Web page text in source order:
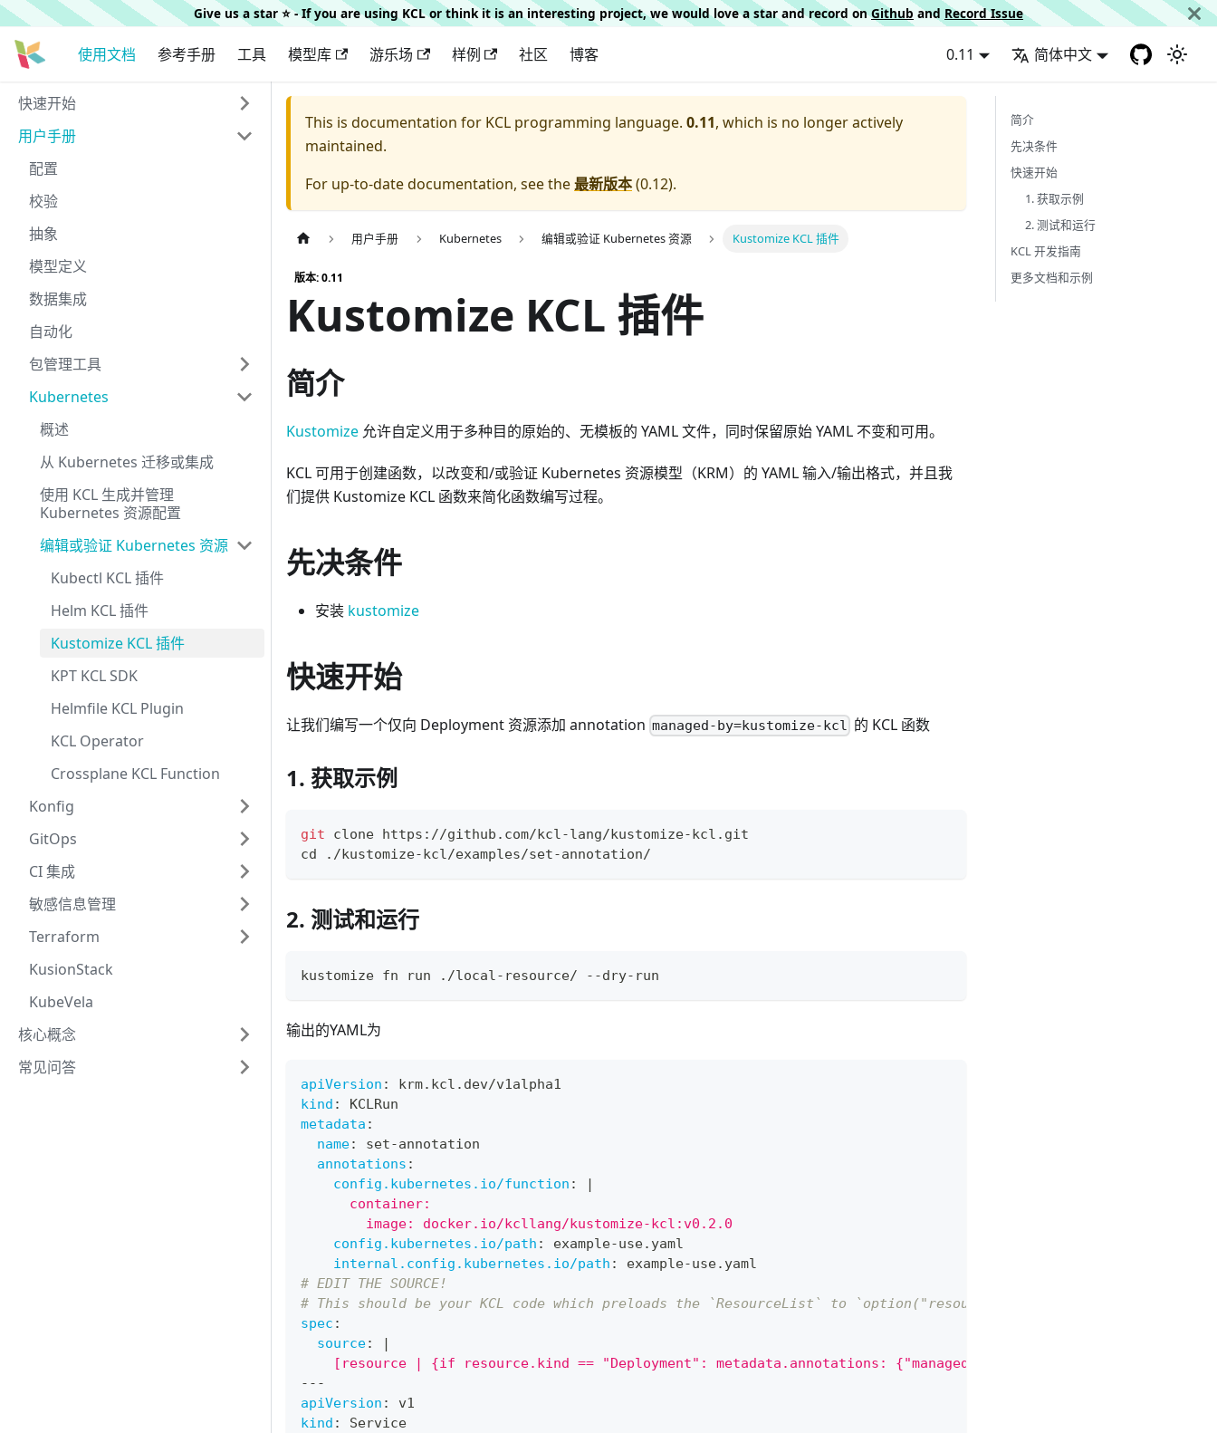
Give us a star ⭐️ - If you are using KCL or think it is an interesting project, we would love a star and record onGithub and Record Issue
使用文档 参考手册 工具 模型库 游乐场 样例 社区 博客 0.11 简体中文
快速开始
用户手册
配置
校验
抽象
模型定义
数据集成
自动化
包管理工具
Kubernetes
概述
从 Kubernetes 迁移或集成
使用 KCL 生成并管理
Kubernetes 资源配置
编辑或验证 Kubernetes 资源
Kubectl KCL 插件
Helm KCL 插件
Kustomize KCL 插件
KPT KCL SDK
Helmfile KCL Plugin
KCL Operator
Crossplane KCL Function
Konfig
GitOps
CI 集成
敏感信息管理
Terraform
KusionStack
KubeVela
核心概念
常见问答
This is documentation for KCL programming language. 0.11, which is no longer actively
maintained.
For up-to-date documentation, see the最新版本(0.12).
用户手册 Kubernetes 编辑或验证 Kubernetes 资源 Kustomize KCL 插件
版本: 0.11
Kustomize KCL 插件
简介
Kustomize 允许自定义用于多种目的原始的、无模板的 YAML 文件，同时保留原始 YAML 不变和可用。
KCL 可用于创建函数，以改变和/或验证 Kubernetes 资源模型（KRM）的 YAML 输入/输出格式，并且我
们提供 Kustomize KCL 函数来简化函数编写过程。
先决条件
安装 kustomize
快速开始
让我们编写一个仅向 Deployment 资源添加 annotation managed-by=kustomize-kcl 的 KCL 函数
1. 获取示例
git clone https://github.com/kcl-lang/kustomize-kcl.git
cd ./kustomize-kcl/examples/set-annotation/
2. 测试和运行
kustomize fn run ./local-resource/ --dry-run
输出的YAML为
apiVersion :
krm.kcl.dev/v1alpha1
kind :
KCLRun
metadata :
name: set-annotation
annotations :
config.kubernetes.io/function :
|
      container:
        image: docker.io/kcllang/kustomize-kcl:v0.2.0
config.kubernetes.io/path : example-use.yaml
internal.config.kubernetes.io/path : example-use.yaml
# EDIT THE SOURCE!
# This should be your KCL code which preloads the `ResourceList` to `option("resource_list")
spec :
source:
|
[resource | {if resource.kind == "Deployment": metadata.annotations: {"managed-by" = "kustomize-kcl"}} for
---
apiVersion :
v1
kind :
Service
简介
先决条件
快速开始
1. 获取示例
2. 测试和运行
KCL 开发指南
更多文档和示例